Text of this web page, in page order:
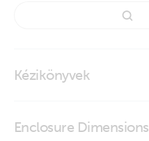
Kézikönyvek
Enclosure Dimensions